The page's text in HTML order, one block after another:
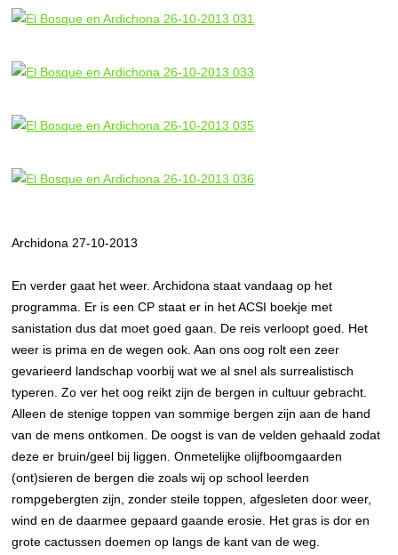
Archidona 27-10-2013
En verder gaat het weer. Archidona staat vandaag op het
programma. Er is een CP staat er in het ACSI boekje met
sanistation dus dat moet goed gaan. De reis verloopt goed. Het
weer is prima en de wegen ook. Aan ons oog rolt een zeer
gevarieerd landschap voorbij wat we al snel als surrealistisch
typeren. Zo ver het oog reikt zijn de bergen in cultuur gebracht.
Alleen de stenige toppen van sommige bergen zijn aan de hand
van de mens ontkomen. De oogst is van de velden gehaald zodat
deze er bruin/geel bij liggen. Onmetelijke olijfboomgaarden
(ont)sieren de bergen die zoals wij op school leerden
rompgebergten zijn, zonder steile toppen, afgesleten door weer,
wind en de daarmee gepaard gaande erosie. Het gras is dor en
grote cactussen doemen op langs de kant van de weg.